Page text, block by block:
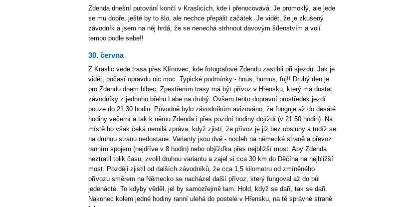
Zdenda dnešní putování končí v Kraslicích, kde i přenocovává. Je promoklý, ale jede
se mu dobře, ještě by to šlo, ale nechce přepálit začátek. Je vidět, že je zkušený
závodník a jsem na něj hrdá, že se nenechá strhnout davovým šílenstvím a volí
tempo podle sebe!!
30. června
Z Kraslic vede trasa přes Klínovec, kde fotografové Zdendu zastihli při sjezdu. Jak je
vidět, počasí opravdu nic moc. Typické podmínky - hnus, humus, fuj!! Druhý den je
pro Zdendu dnem blbec. Zpestřením trasy má být přívoz v Hřensku, který má dostat
závodníky z jednoho břehu Labe na druhý. Ovšem tento dopravní prostředek jezdí
pouze do 21:30 hodin. Původně bylo závodníkům avizováno, že funguje až do desáté
hodiny večerní a tak k němu Zdenda i přes pozdní hodiny dojíždí (v 21:50 hodin). Na
místě ho však čeká nemilá zpráva, když zjistí, že přívoz je již bez obsluhy a tudíž se
na druhou stranu nedostane. Varianty jsou dvě - nocleh na německé straně a převoz
ranním spojem (nejdříve v 8 hodin) nebo objížďka přes nejbližší most. Aby Zdenda
neztratil tolik času, zvolil druhou variantu a zajel si cca 30 km do Děčína na nejbližší
most. Později zjistil od dalších závodníků, že cca 1,5 kilometru od zmíněného
přívozu směrem na Německo se nacházel další přívoz, který fungoval až do půl
jedenácté. To kdyby věděl, jel by samozřejmě tam. Hold, když se daří, tak se daří.
Nakonec kolem jedné hodiny ranní ulehá do postele v Hřensku, na té správné straně